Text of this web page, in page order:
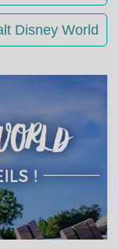
Disney World